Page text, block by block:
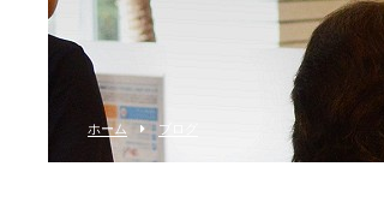
ホーム ブログ